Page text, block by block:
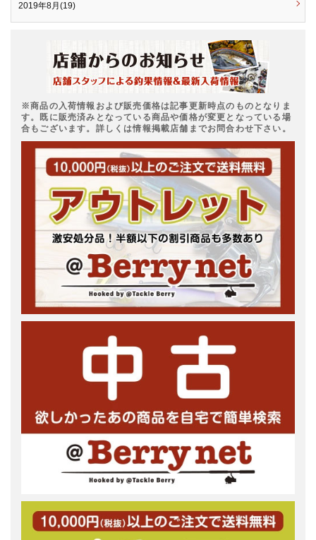
2019年8月(19)
※商品の入荷情報および販売価格は記事更新時点のものとなりま
す。既に販売済みとなっている商品や価格が変更となっている場
合もございます。詳しくは情報掲載店舗までお問合わせ下さい。